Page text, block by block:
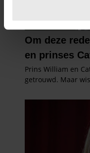
verwerkt en stel uw
intrekken in de
We gebruiken
en om ons
partners voor social
partners kunnen
informatie die u aan
verzameld op basis
gaat akkoord met